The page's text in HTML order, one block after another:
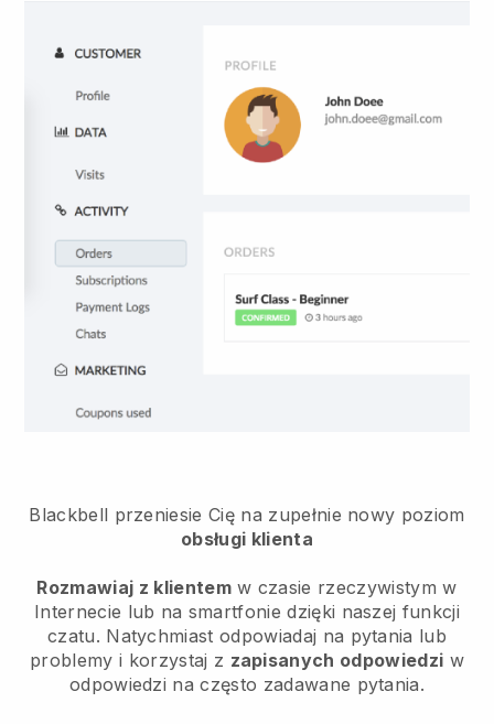
Blackbell przeniesie Cię na zupełnie nowy poziom
obsługi klienta
Rozmawiaj z klientemw czasie rzeczywistym w
Internecie lub na smartfonie dzięki naszej funkcji
czatu. Natychmiast odpowiadaj na pytania lub
problemy i korzystaj z zapisanych odpowiedzi w
odpowiedzi na często zadawane pytania.